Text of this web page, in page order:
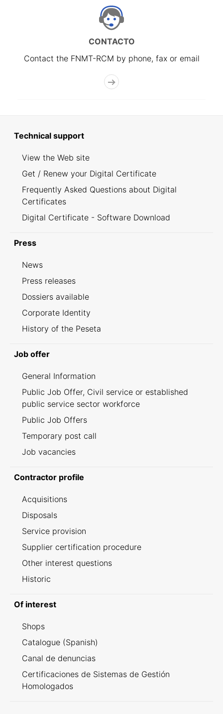
CONTACTO
Contact the FNMT-RCM by phone, fax or email
Technical support
View the Web site
Get / Renew your Digital Certificate
Frequently Asked Questions about Digital
Certificates
Digital Certificate - Software Download
Press
News
Press releases
Dossiers available
Corporate Identity
History of the Peseta
Job offer
General Information
Public Job Offer, Civil service or established
public service sector workforce
Public Job Offers
Temporary post call
Job vacancies
Contractor profile
Acquisitions
Disposals
Service provision
Supplier certification procedure
Other interest questions
Historic
Of interest
Shops
Catalogue (Spanish)
Canal de denuncias
Certificaciones de Sistemas de Gestión
Homologados